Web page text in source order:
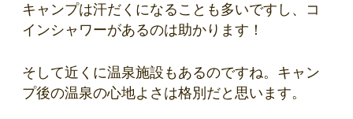
キャンプは汗だくになることも多いですし、コ
インシャワーがあるのは助かります！
そして近くに温泉施設もあるのですね。キャン
プ後の温泉の心地よさは格別だと思います。